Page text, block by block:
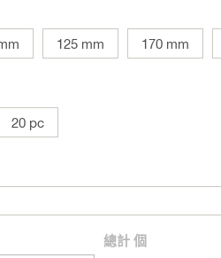
125 mm 170 mm
20 pc
總計 個